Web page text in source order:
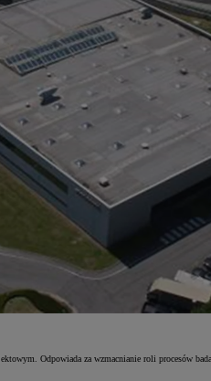
Odpowiada za wzmacnianie roli procesów